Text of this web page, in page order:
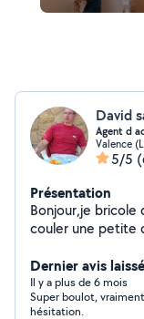
David
Agent d
Valence
5/5
Présentation
Bonjour,je bricole
couler une petite
temps libre.Merci
Dernier avis
Il y a plus de 6 mois
Super boulot,
hésitation.